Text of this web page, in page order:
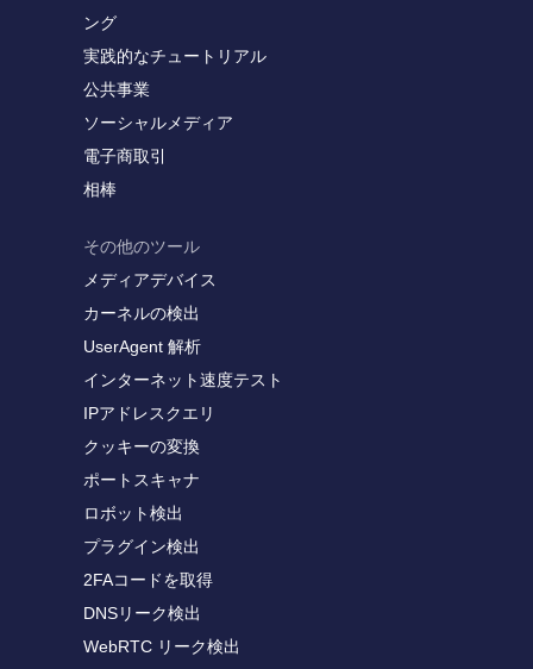
ング
実践的なチュートリアル
公共事業
ソーシャルメディア
電子商取引
相棒
その他のツール
メディアデバイス
カーネルの検出
UserAgent 解析
インターネット速度テスト
IPアドレスクエリ
クッキーの変換
ポートスキャナ
ロボット検出
プラグイン検出
2FAコードを取得
DNSリーク検出
WebRTC リーク検出